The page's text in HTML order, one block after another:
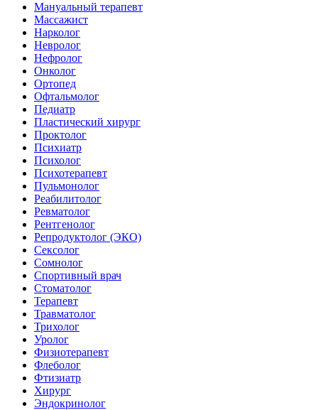
Мануальный терапевт
Массажист
Нарколог
Невролог
Нефролог
Онколог
Ортопед
Офтальмолог
Педиатр
Пластический хирург
Проктолог
Психиатр
Психолог
Психотерапевт
Пульмонолог
Реабилитолог
Ревматолог
Рентгенолог
Репродуктолог (ЭКО)
Сексолог
Сомнолог
Спортивный врач
Стоматолог
Терапевт
Травматолог
Трихолог
Уролог
Физиотерапевт
Флеболог
Фтизиатр
Хирург
Эндокринолог